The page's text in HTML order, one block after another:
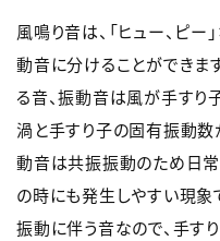
風鳴り音は、「ヒュー、ピー
動音に分けることができま
る音、振動音は風が手すり
渦と手すり子の固有振動数
動音は共振振動のため日
の時にも発生しやすい現象
振動に伴う音なので、手す